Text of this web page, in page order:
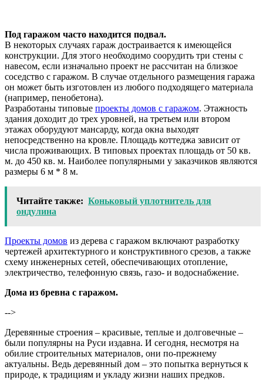
Под гаражом часто находится подвал.
В некоторых случаях гараж достраивается к имеющейся
конструкции. Для этого необходимо соорудить три стены с
навесом, если изначально проект не рассчитан на близкое
соседство с гаражом. В случае отдельного размещения гаража
он может быть изготовлен из любого подходящего материала
(например, пенобетона).
Разработаны типовые проекты домов с гаражом. Этажность
здания доходит до трех уровней, на третьем или втором
этажах оборудуют мансарду, когда окна выходят
непосредственно на кровле. Площадь коттеджа зависит от
числа проживающих. В типовых проектах площадь от 50 кв.
м. до 450 кв. м. Наиболее популярными у заказчиков являются
размеры 6 м * 8 м.
Читайте также: Коньковый уплотнитель для
ондулина
Проекты домов из дерева с гаражом включают разработку
чертежей архитектурного и конструктивного срезов, а также
схему инженерных сетей, обеспечивающих отопление,
электричество, телефонную связь, газо- и водоснабжение.
Дома из бревна с гаражом.
-->
Деревянные строения – красивые, теплые и долговечные –
были популярны на Руси издавна. И сегодня, несмотря на
обилие строительных материалов, они по-прежнему
актуальны. Ведь деревянный дом – это попытка вернуться к
природе, к традициям и укладу жизни наших предков.